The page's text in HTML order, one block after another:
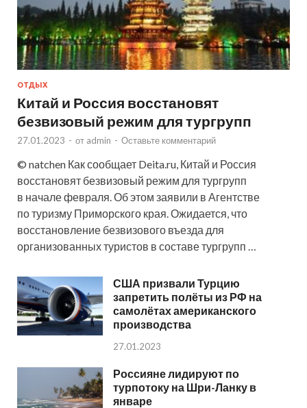
ОТДЫХ
Китай и Россия восстановят
безвизовый режим для тургрупп
27.01.2023 - от admin - Оставьте комментарий
© natchen Как сообщает Deita.ru, Китай и Россия
восстановят безвизовый режим для тургрупп
в начале февраля. Об этом заявили в Агентстве
по туризму Приморского края. Ожидается, что
восстановление безвизового въезда для
организованных туристов в составе тургрупп …
США призвали Турцию
запретить полёты из РФ на
самолётах американского
производства
27.01.2023
Россияне лидируют по
турпотоку на Шри-Ланку в
январе